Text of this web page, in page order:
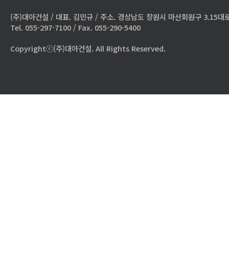
(주)대아건설 / 대표. 김민규 / 주소. 경상남도 창원시 마산회원구 3.15대
Tel. 055-297-7100 / Fax. 055-290-5400
Copyrightⓒ(주)대아건설. All Rights Reserved.